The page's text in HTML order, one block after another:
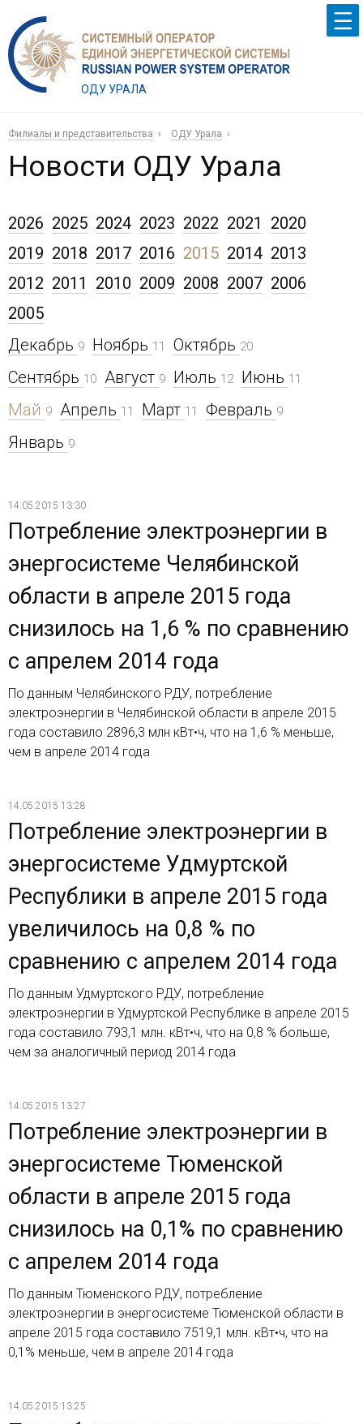
ОДУ УРАЛА
Филиалы и представительства ОДУ Урала
Новости ОДУ Урала
2026 2025 2024 2023 2022 2021
2020
2019 2018 2017 2016 2015
Декабрь 9 Ноябрь 11 Октябрь 20
Сентябрь 10 Август 9 Июль 12 Июнь 11
Май 9 Апрель 11 Март 11 Февраль 9
Январь 9
2014 2013
2012 2011 2010 2009 2008 2007 2006
2005
14.05.2015 13:30
Потребление электроэнергии в
энергосистеме Челябинской
области в апреле 2015 года
снизилось на 1,6 % по сравнению
с апрелем 2014 года
По данным Челябинского РДУ, потребление
электроэнергии в Челябинской области в апреле 2015
года составило 2896,3 млн кВт•ч, что на 1,6 % меньше,
чем в апреле 2014 года
14.05.2015 13:28
Потребление электроэнергии в
энергосистеме Удмуртской
Республики в апреле 2015 года
увеличилось на 0,8 % по
сравнению с апрелем 2014 года
По данным Удмуртского РДУ, потребление
электроэнергии в Удмуртской Республике в апреле 2015
года составило 793,1 млн. кВт•ч, что на 0,8 % больше,
чем за аналогичный период 2014 года
14.05.2015 13:27
Потребление электроэнергии в
энергосистеме Тюменской
области в апреле 2015 года
снизилось на 0,1% по сравнению
с апрелем 2014 года
По данным Тюменского РДУ, потребление
электроэнергии в энергосистеме Тюменской области в
апреле 2015 года составило 7519,1 млн. кВт•ч, что на
0,1% меньше, чем в апреле 2014 года
14.05.2015 13:25